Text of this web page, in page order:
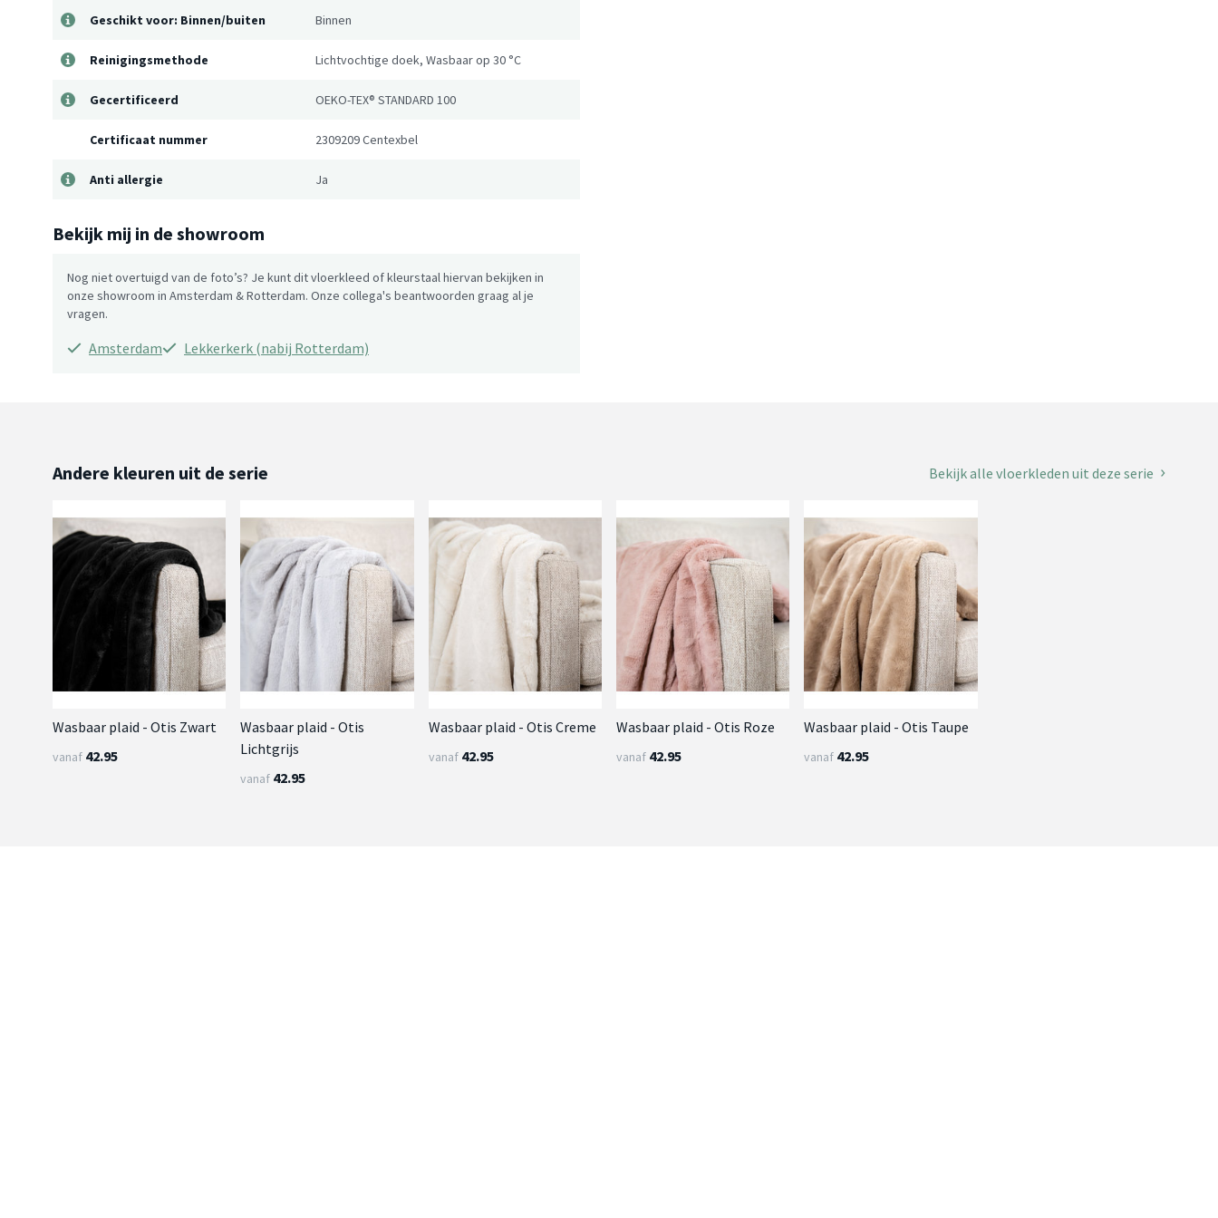
Geschikt voor: Binnen/buiten Binnen
Reinigingsmethode Lichtvochtige doek, Wasbaar op 30 °C
Gecertificeerd OEKO-TEX® STANDARD 100
Certificaat nummer 2309209 Centexbel
Anti allergie Ja
Bekijk mij in de showroom
Nog niet overtuigd van de foto’s? Je kunt dit vloerkleed of kleurstaal hiervan bekijken in
onze showroom in Amsterdam & Rotterdam. Onze collega's beantwoorden graag al je
vragen.
Amsterdam Lekkerkerk (nabij Rotterdam)
Andere kleuren uit de serie Bekijk alle vloerkleden uit deze serie
Wasbaar plaid - Otis Zwart
vanaf 42.95
Wasbaar plaid - Otis
Lichtgrijs
vanaf 42.95
Wasbaar plaid - Otis Creme
vanaf 42.95
Wasbaar plaid - Otis Roze
vanaf 42.95
Wasbaar plaid - Otis Taupe
vanaf 42.95